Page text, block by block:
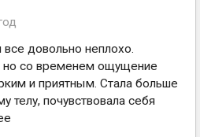
довольно неплохо.
но со временем ощущение
и приятным. Стала больше
телу, почувствовала себя